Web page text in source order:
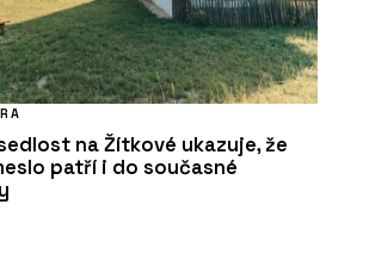
na Žítkové ukazuje, že
patří i do současné